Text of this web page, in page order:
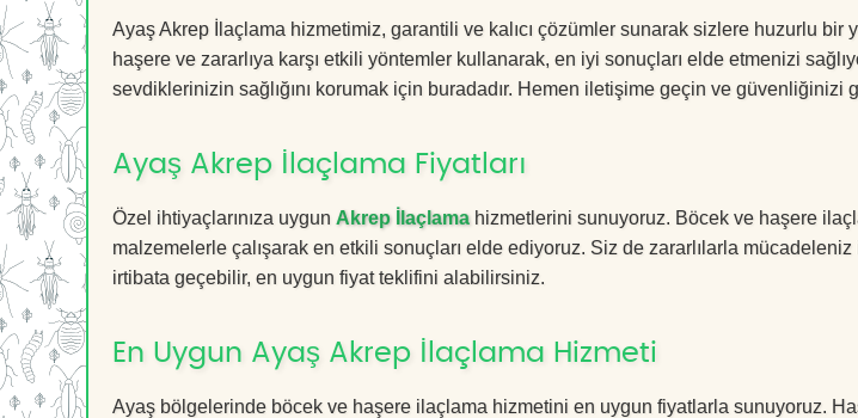
Ayaş Akrep İlaçlama hizmetimiz, garantili ve kalıcı çözümler sunarak sizlere huzurlu bir
haşere ve zararlıya karşı etkili yöntemler kullanarak, en iyi sonuçları elde etmenizi
sevdiklerinizin sağlığını korumak için buradadır. Hemen iletişime geçin ve güvenliğinizi
Ayaş Akrep İlaçlama Fiyatları
Özel ihtiyaçlarınıza uygun Akrep İlaçlamahizmetlerini sunuyoruz. Böcek ve haşere
malzemelerle çalışarak en etkili sonuçları elde ediyoruz. Siz de zararlılarla
irtibata geçebilir, en uygun fiyat teklifini alabilirsiniz.
En Uygun Ayaş Akrep İlaçlama Hizmeti
Ayaş bölgelerinde böcek ve haşere ilaçlama hizmetini en uygun fiyatlarla sunuyoruz.